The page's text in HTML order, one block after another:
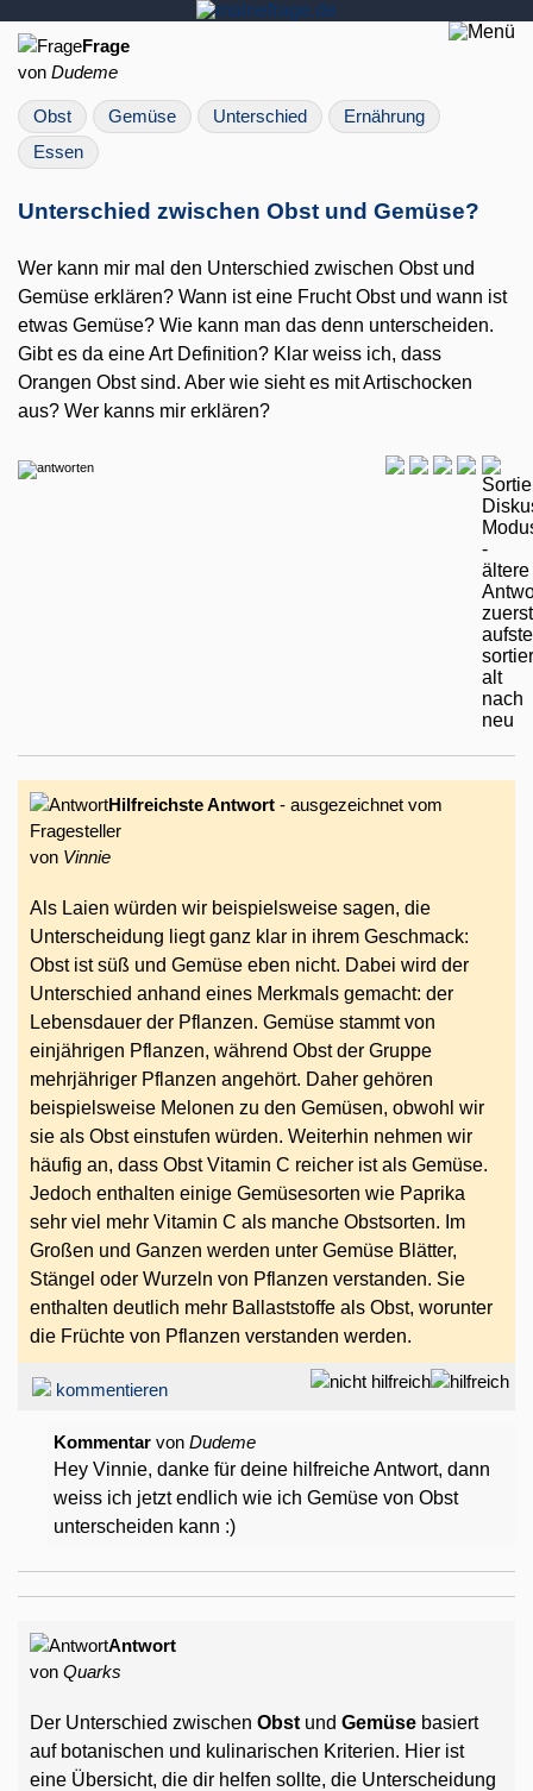
Frage
von Dudeme
Obst Gemüse Unterschied
Ernährung
Essen
Unterschied zwischen Obst und Gemüse?
Wer kann mir mal den Unterschied zwischen Obst und
Gemüse erklären? Wann ist eine Frucht Obst und wann ist
etwas Gemüse? Wie kann man das denn unterscheiden.
Gibt es da eine Art Definition? Klar weiss ich, dass
Orangen Obst sind. Aber wie sieht es mit Artischocken
aus? Wer kanns mir erklären?
Hilfreichste Antwort - ausgezeichnet vom
Fragesteller
von Vinnie
Als Laien würden wir beispielsweise sagen, die
Unterscheidung liegt ganz klar in ihrem Geschmack:
Obst ist süß und Gemüse eben nicht. Dabei wird der
Unterschied anhand eines Merkmals gemacht: der
Lebensdauer der Pflanzen. Gemüse stammt von
einjährigen Pflanzen, während Obst der Gruppe
mehrjähriger Pflanzen angehört. Daher gehören
beispielsweise Melonen zu den Gemüsen, obwohl wir
sie als Obst einstufen würden. Weiterhin nehmen wir
häufig an, dass Obst Vitamin C reicher ist als Gemüse.
Jedoch enthalten einige Gemüsesorten wie Paprika
sehr viel mehr Vitamin C als manche Obstsorten. Im
Großen und Ganzen werden unter Gemüse Blätter,
Stängel oder Wurzeln von Pflanzen verstanden. Sie
enthalten deutlich mehr Ballaststoffe als Obst, worunter
die Früchte von Pflanzen verstanden werden.
kommentieren
Kommentar von Dudeme
Hey Vinnie, danke für deine hilfreiche Antwort, dann
weiss ich jetzt endlich wie ich Gemüse von Obst
unterscheiden kann :)
Antwort
von Quarks
Der Unterschied zwischen Obst und Gemüse basiert
auf botanischen und kulinarischen Kriterien. Hier ist
eine Übersicht, die dir helfen sollte, die Unterscheidung